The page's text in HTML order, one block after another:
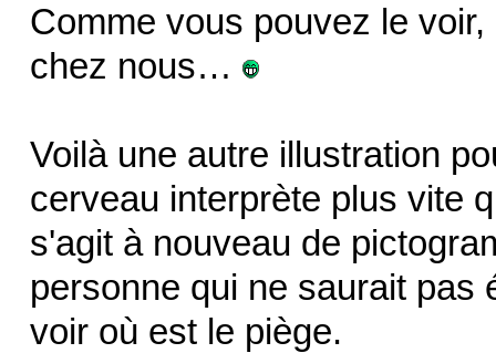
Comme vous pouvez le
chez nous…
Voilà une autre illustration
cerveau interprète plus vite
s'agit à nouveau de
personne qui ne saurait pas
voir où est le piège.